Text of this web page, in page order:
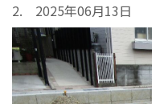
2. 2025年06月13日